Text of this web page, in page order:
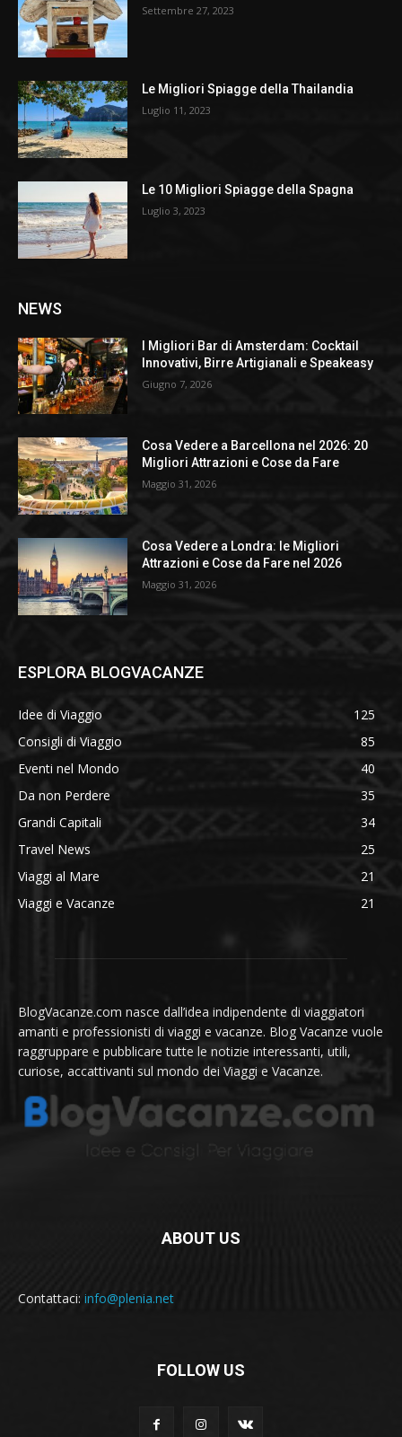
Settembre 27, 2023
Le Migliori Spiagge della Thailandia
Luglio 11, 2023
Le 10 Migliori Spiagge della Spagna
Luglio 3, 2023
NEWS
I Migliori Bar di Amsterdam: Cocktail
Innovativi, Birre Artigianali e Speakeasy
Giugno 7, 2026
Cosa Vedere a Barcellona nel 2026: 20
Migliori Attrazioni e Cose da Fare
Maggio 31, 2026
Cosa Vedere a Londra: le Migliori
Attrazioni e Cose da Fare nel 2026
Maggio 31, 2026
ESPLORA BLOGVACANZE
Idee di Viaggio
125
Consigli di Viaggio
85
Eventi nel Mondo
40
Da non Perdere
35
Grandi Capitali
34
Travel News
25
Viaggi al Mare
21
Viaggi e Vacanze
21
BlogVacanze.com nasce dall’idea indipendente di viaggiatori
amanti e professionisti di viaggi e vacanze. Blog Vacanze vuole
raggruppare e pubblicare tutte le notizie interessanti, utili,
curiose, accattivanti sul mondo dei Viaggi e Vacanze.
ABOUT US
Contattaci: info@plenia.net
FOLLOW US